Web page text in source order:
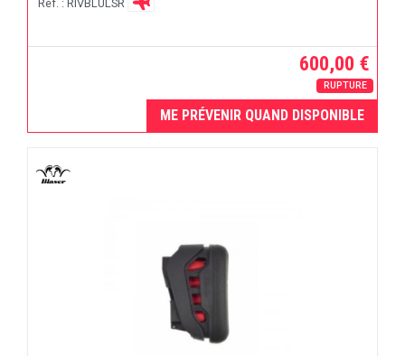
Réf. : RIVBLULSR
600,00 €
RUPTURE
ME PRÉVENIR QUAND DISPONIBLE